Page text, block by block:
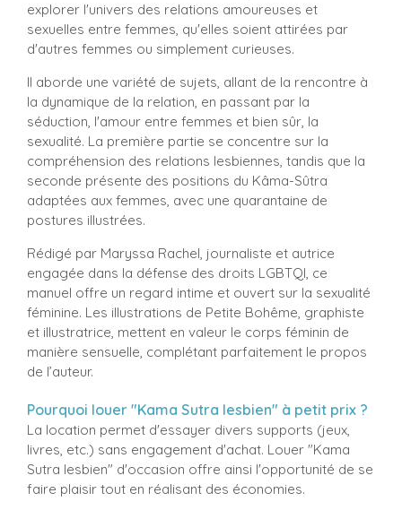
explorer l'univers des relations amoureuses et
sexuelles entre femmes, qu'elles soient attirées par
d'autres femmes ou simplement curieuses.
Il aborde une variété de sujets, allant de la rencontre à
la dynamique de la relation, en passant par la
séduction, l'amour entre femmes et bien sûr, la
sexualité. La première partie se concentre sur la
compréhension des relations lesbiennes, tandis que la
seconde présente des positions du Kâma-Sûtra
adaptées aux femmes, avec une quarantaine de
postures illustrées.
Rédigé par Maryssa Rachel, journaliste et autrice
engagée dans la défense des droits LGBTQI, ce
manuel offre un regard intime et ouvert sur la sexualité
féminine. Les illustrations de Petite Bohême, graphiste
et illustratrice, mettent en valeur le corps féminin de
manière sensuelle, complétant parfaitement le propos
de l’auteur.
Pourquoi louer "Kama Sutra lesbien" à petit prix ?
La location permet d'essayer divers supports (jeux,
livres, etc.) sans engagement d'achat. Louer "Kama
Sutra lesbien" d'occasion offre ainsi l'opportunité de se
faire plaisir tout en réalisant des économies.